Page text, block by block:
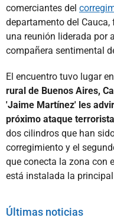
comerciantes del
departamento del
una reunión liderada por
compañera sentimental
El encuentro tuvo lugar
rural de Buenos Aires,
'Jaime Martínez' les
próximo ataque
dos cilindros que han
corregimiento y el
que conecta la zona con
está instalada la
Últimas noticias